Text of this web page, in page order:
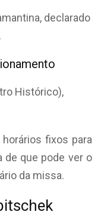
declarado
Histórico),
horários fixos para
de que pode ver o
da missa.